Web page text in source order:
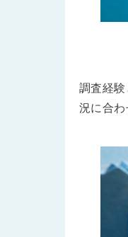
調査経
況に合わ